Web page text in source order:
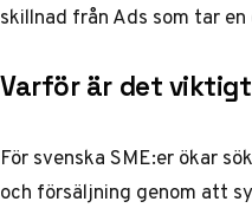
skillnad från Ads som tar
Varför är det
För svenska SME:er ökar
och försäljning genom att